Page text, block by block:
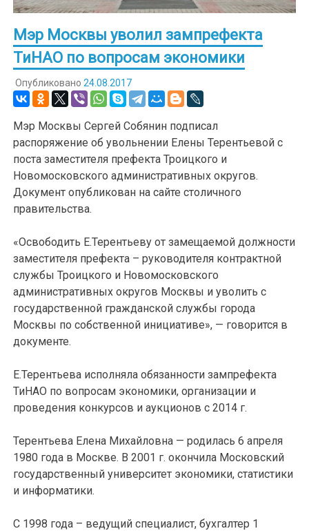
Мэр Москвы уволил зампрефекта
ТиНАО по вопросам экономики
Опубликовано 24.08.2017
Мэр Москвы Сергей Собянин подписал
распоряжение об увольнении Елены Терентьевой с
поста заместителя префекта Троицкого и
Новомосковского административных округов.
Документ опубликован на сайте столичного
правительства.
«Освободить Е.Терентьеву от замещаемой должности
заместителя префекта – руководителя контрактной
службы Троицкого и Новомосковского
административных округов Москвы и уволить с
государственной гражданской службы города
Москвы по собственной инициативе», — говорится в
документе.
Е.Терентьева исполняла обязанности зампрефекта
ТиНАО по вопросам экономики, организации и
проведения конкурсов и аукционов с 2014 г.
Терентьева Елена Михайловна — родилась 6 апреля
1980 года в Москве. В 2001 г. окончила Московский
государственный университет экономики, статистики
и информатики.
С 1998 года – ведущий специалист, бухгалтер 1